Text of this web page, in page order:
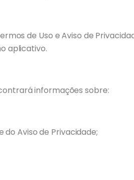
de Uso e Aviso de
aplicativo.
informações sobre:
do Aviso de Privacidade;